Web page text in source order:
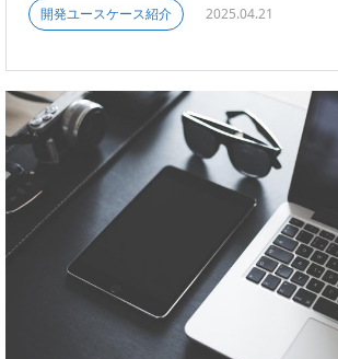
開発ユースケース紹介 2025.04.21